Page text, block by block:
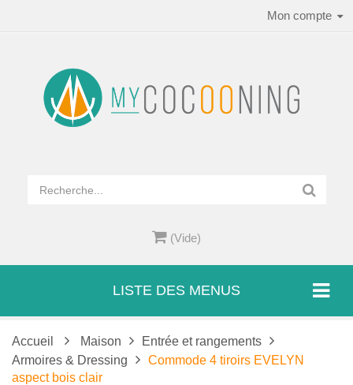
Mon compte
(Vide)
LISTE DES MENUS
Accueil Maison
Entrée et rangements
Armoires & Dressing
Commode 4 tiroirs EVELYN
aspect bois clair